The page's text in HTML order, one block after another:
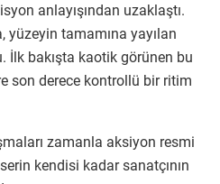
anlayışından uzaklaştı.
yüzeyin tamamına yayılan
İlk bakışta kaotik görünen bu
son derece kontrollü bir ritim
zamanla aksiyon resmi
kendisi kadar sanatçının